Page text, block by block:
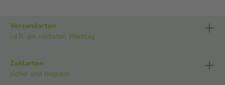
Versandarten
i.d.R. am nächsten Werktag
Zahlarten
sicher und bequem